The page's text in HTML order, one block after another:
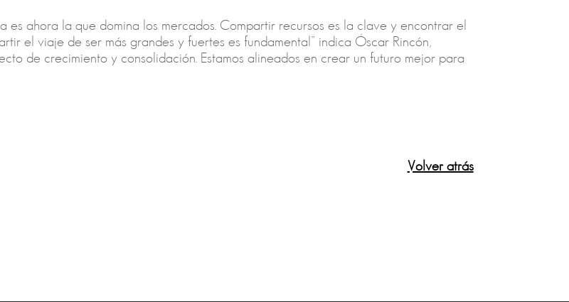
ahora la que domina los mercados. Compartir recursos es la clave y encontrar el
el viaje de ser más grandes y fuertes es fundamental” indica Óscar Rincón,
de crecimiento y consolidación. Estamos alineados en crear un futuro mejor para
Volver atrás